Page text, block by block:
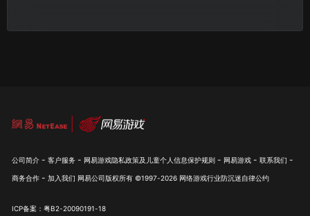
公司简介 - 客户服务 - 网易游戏隐私政策及儿童个人信息保护规则 - 网易游戏 - 联系我们 -
商务合作 - 加入我们 网易公司版权所有 ©1997-2026 网络游戏行业防沉迷自律公约
ICP备案：粤B2-20090191-18